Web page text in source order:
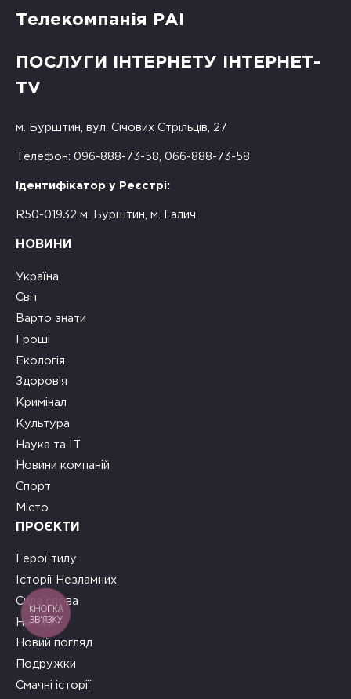
Телекомпанія РАІ
ПОСЛУГИ ІНТЕРНЕТУ ІНТЕРНЕТ-
TV
м. Бурштин, вул. Січових Стрільців, 27
Телефон: 096-888-73-58, 066-888-73-58
Ідентифікатор у Реєстрі:
R50-01932 м. Бурштин, м. Галич
НОВИНИ
Україна
Світ
Варто знати
Гроші
Екологія
Здоров’я
Кримінал
Культура
Наука та ІТ
Новини компаній
Спорт
Місто
ПРОЄКТИ
Герої тилу
Історії Незламних
Сила слова
На часі
Новий погляд
Подружки
Смачні історії
КНОПКА
ЗВ'ЯЗКУ